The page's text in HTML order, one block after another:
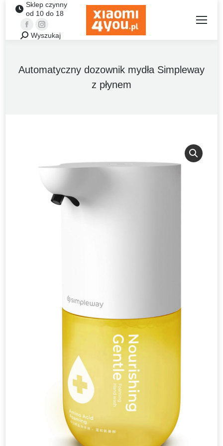
Sklep czynny
od 10 do 18
FacebookInstagram
Szukaj:Wyszukaj
Automatyczny dozownik mydła Simpleway
z płynem